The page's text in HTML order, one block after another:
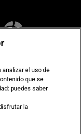
el uso de
que se
puedes saber
la